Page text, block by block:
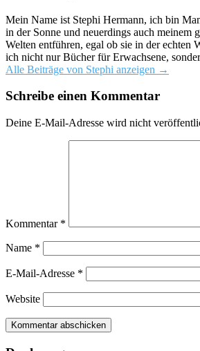
Mein Name ist Stephi Hermann, ich bin
in der Sonne und neuerdings auch meinem
Welten entführen, egal ob sie in der echten
ich nicht nur Bücher für Erwachsene,
Alle Beiträge von Stephi anzeigen →
Schreibe einen Kommentar
Deine E-Mail-Adresse wird nicht
Kommentar *
Name *
E-Mail-Adresse *
Website